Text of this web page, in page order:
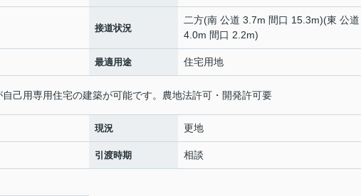
接道状況
二方(南 公道 3.7m 間口 15.3m)(東 公道
4.0m 間口 2.2m)
最適用途 住宅用地
己用専用住宅の建築が可能です。農地法許可・開発許可要
現況 更地
引渡時期 相談